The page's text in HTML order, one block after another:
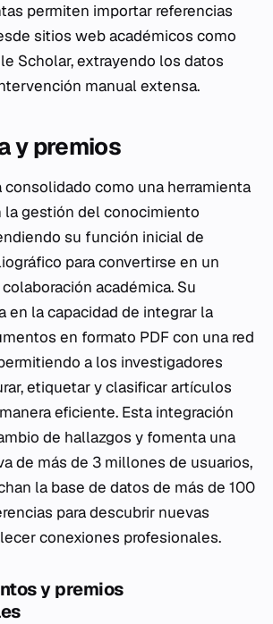
permiten importar referencias
sitios web académicos como
Scholar, extrayendo los datos
manual extensa.
y premios
como una herramienta
gestión del conocimiento
su función inicial de
para convertirse en un
académica. Su
en la capacidad de integrar la
en formato PDF con una red
a los investigadores
etiquetar y clasificar artículos
eficiente. Esta integración
de hallazgos y fomenta una
de más de 3 millones de usuarios,
la base de datos de más de 100
para descubrir nuevas
conexiones profesionales.
y premios